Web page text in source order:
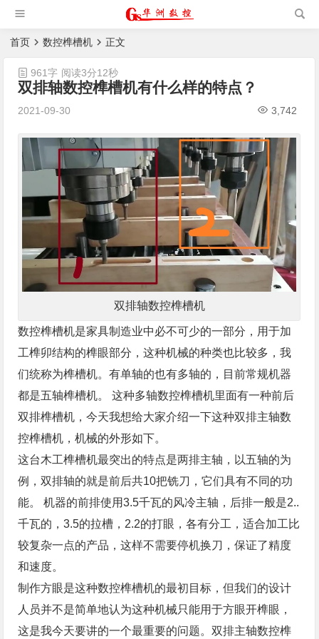
|猫抓板生产设备|非标
自动化设备
首页 数控榫槽机 正文
双排轴数控榫槽机有什么样的特点？
2021-09-30 3,742
961字 阅读3分12秒
双排轴数控榫槽机
数控榫槽机是家具制造业中必不可少的一部分，用于加
工榫卯结构的榫眼部分，这种机械的种类也比较多，我
们统称为榫槽机。有单轴的也有多轴的，目前常规机器
都是五轴榫槽机。 这种多轴数控榫槽机里面有一种前后
双排榫槽机，今天我想给大家介绍一下这种双排主轴数
控榫槽机，机械的外形如下。
这台木工榫槽机最突出的特点是两排主轴，以五轴的为
例，双排轴的就是前后共10把铣刀，它们具有不同的功
能。 机器的前排使用3.5千瓦的风冷主轴，后排一般是2..
千瓦的，3.5的拉槽，2.2的打眼，各有分工，适合加工比
较复杂一点的产品，这样不需要停机换刀，保证了精度
和速度。
制作方眼是这种数控榫槽机的最初目标，但我们的设计
人员并不是简单地认为这种机械只能用于方眼开榫眼，
这是我今天要讲的一个最重要的问题。双排主轴数控榫